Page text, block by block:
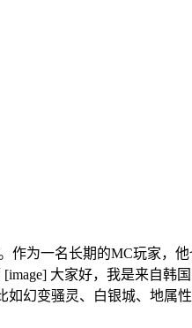
作为一名长期的MC玩家，
大家好，我是来自韩
如幻变骚灵、白银城、地属